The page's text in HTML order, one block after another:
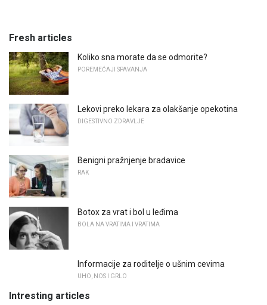
Fresh articles
Koliko sna morate da se odmorite?
POREMEĆAJI SPAVANJA
Lekovi preko lekara za olakšanje opekotina
DIGESTIVNO ZDRAVLJE
Benigni pražnjenje bradavice
RAK
Botox za vrat i bol u leđima
BOLA NA VRATIMA I VRATIMA
Informacije za roditelje o ušnim cevima
UHO, NOS I GRLO
Intresting articles